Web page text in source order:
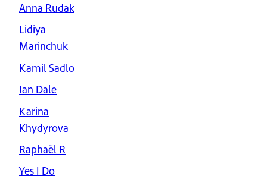
Anna Rudak
Lidiya
Marinchuk
Kamil Sadlo
Ian Dale
Karina
Khydyrova
Raphaël R
Yes I Do